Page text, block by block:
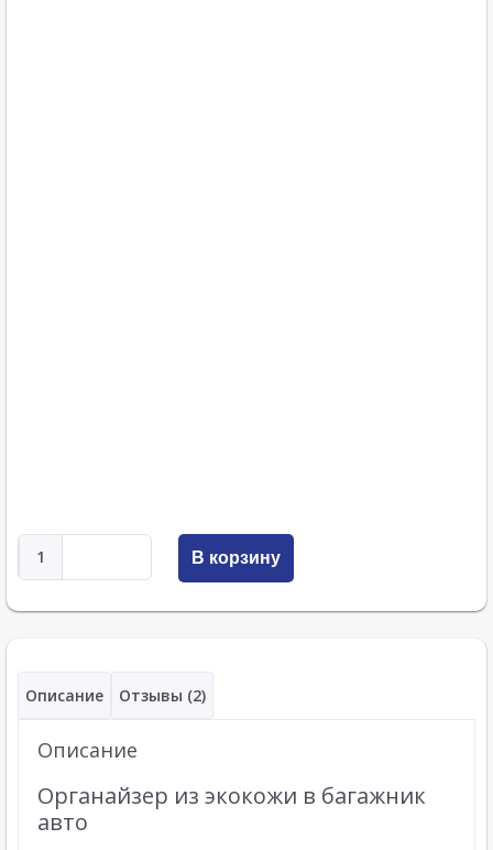
В корзину
Описание Отзывы (2)
Описание
Органайзер из экокожи в багажник
авто